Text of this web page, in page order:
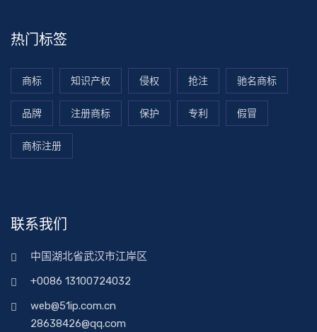
热门标签
商标 知识产权 侵权 抢注 驰名商标
品牌 注册商标 保护 专利 假冒
商标注册
联系我们
中国湖北省武汉市江岸区
+0086 13100724032
web@51ip.com.cn
28638426@qq.com